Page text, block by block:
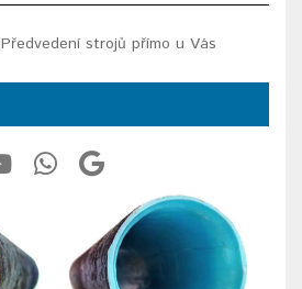
Předvedení strojů přímo u Vás